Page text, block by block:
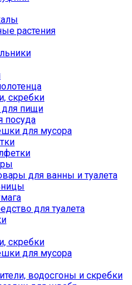
растения
скребки
для пищи
посуда
для мусора
для ванны и туалета
для туалета
скребки
для мусора
водосгоны и скребки